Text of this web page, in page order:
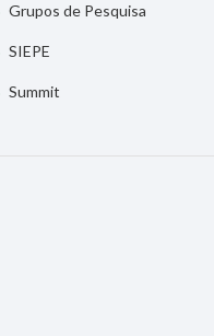
Grupos de Pesquisa
SIEPE
Summit